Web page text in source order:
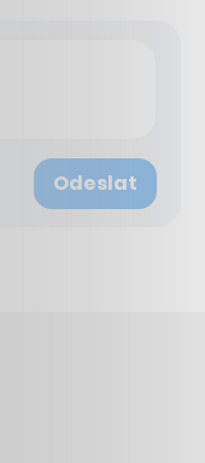
Odeslat